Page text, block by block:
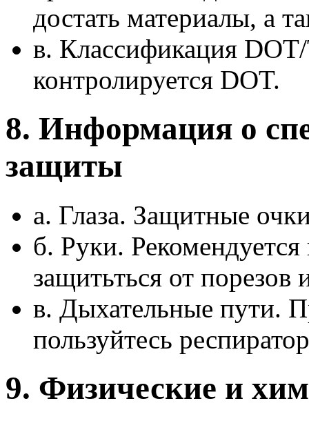
достать материалы, а
в. Классификация
контролируется DOT.
8. Информация о
защиты
а. Глаза. Защитные
б. Руки.
защитьться от порезов
в. Дыхательные пути.
пользуйтесь
9. Физические и